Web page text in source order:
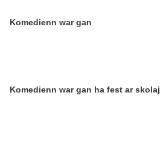
Komedienn war gan
Komedienn war gan ha fest ar skolaj